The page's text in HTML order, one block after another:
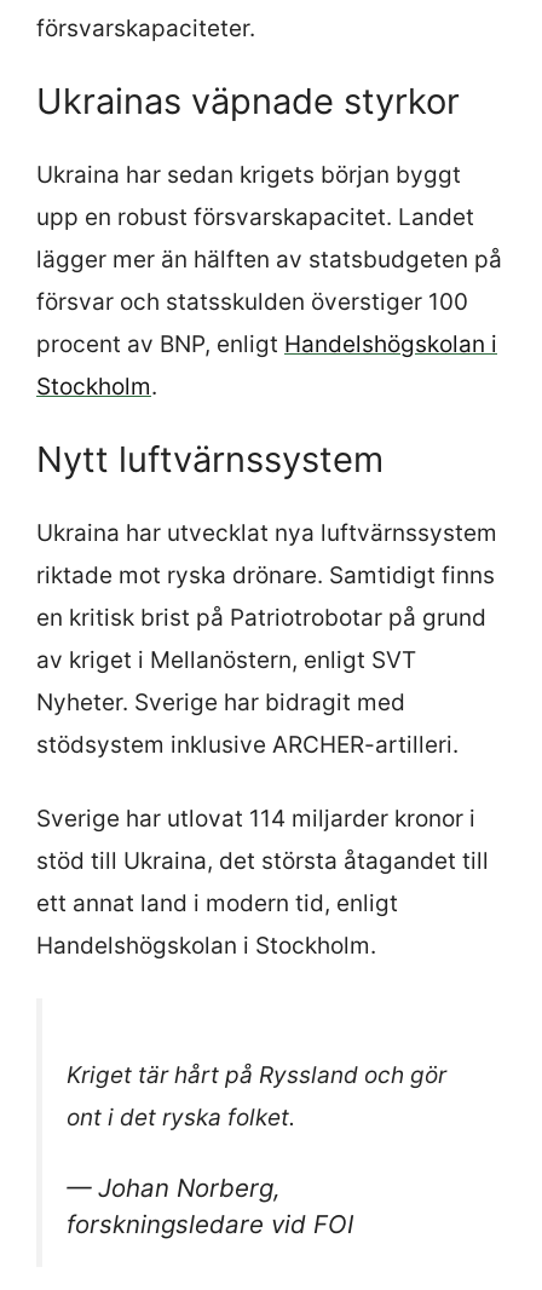
försvarskapaciteter.
Ukrainas väpnade styrkor
Ukraina har sedan krigets början byggt
upp en robust försvarskapacitet. Landet
lägger mer än hälften av statsbudgeten på
försvar och statsskulden överstiger 100
procent av BNP, enligt Handelshögskolan i
Stockholm.
Nytt luftvärnssystem
Ukraina har utvecklat nya luftvärnssystem
riktade mot ryska drönare. Samtidigt finns
en kritisk brist på Patriotrobotar på grund
av kriget i Mellanöstern, enligt SVT
Nyheter. Sverige har bidragit med
stödsystem inklusive ARCHER-artilleri.
Sverige har utlovat 114 miljarder kronor i
stöd till Ukraina, det största åtagandet till
ett annat land i modern tid, enligt
Handelshögskolan i Stockholm.
Kriget tär hårt på Ryssland och gör
ont i det ryska folket.
— Johan Norberg,
forskningsledare vid FOI